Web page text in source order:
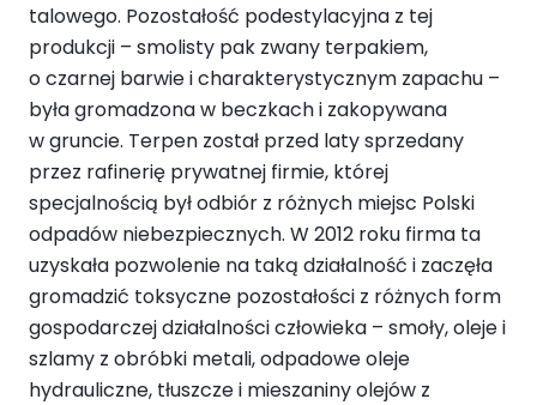
talowego. Pozostałość podestylacyjna z tej
produkcji – smolisty pak zwany terpakiem,
o czarnej barwie i charakterystycznym zapachu –
była gromadzona w beczkach i zakopywana
w gruncie. Terpen został przed laty sprzedany
przez rafinerię prywatnej firmie, której
specjalnością był odbiór z różnych miejsc Polski
odpadów niebezpiecznych. W 2012 roku firma ta
uzyskała pozwolenie na taką działalność i zaczęła
gromadzić toksyczne pozostałości z różnych form
gospodarczej działalności człowieka – smoły, oleje i
szlamy z obróbki metali, odpadowe oleje
hydrauliczne, tłuszcze i mieszaniny olejów z